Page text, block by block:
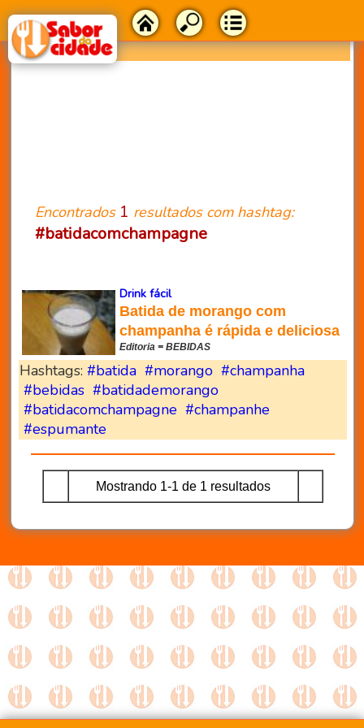
Encontrados 1 resultados com hashtag:
#batidacomchampagne
Drink fácil
Batida de morango com
champanha é rápida e deliciosa
Editoria = BEBIDAS
Hashtags: #batida #morango #champanha
#bebidas #batidademorango
#batidacomchampagne #champanhe
#espumante
Mostrando 1-1 de 1 resultados